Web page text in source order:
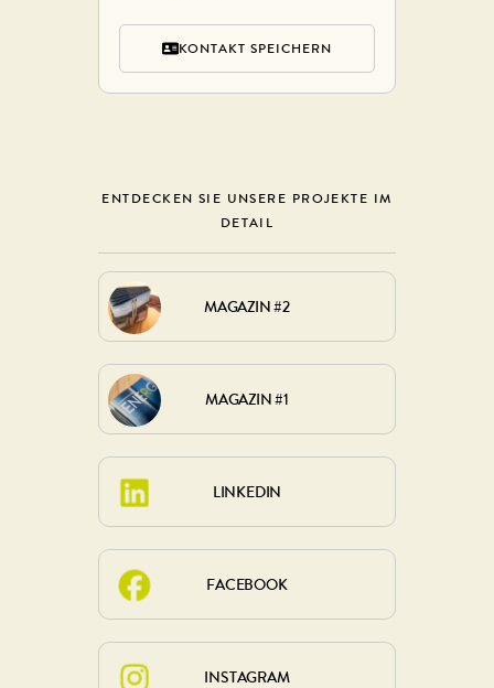
KONTAKT SPEICHERN
ENTDECKEN SIE UNSERE PROJEKTE IM
DETAIL
MAGAZIN #2
MAGAZIN #1
LINKEDIN
FACEBOOK
INSTAGRAM